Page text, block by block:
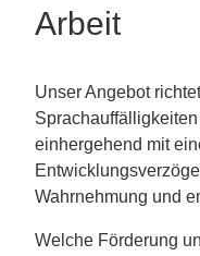
Arbeit
Unser Angebot
einhergehend mit
Wahrnehmung und
Welche Förderung